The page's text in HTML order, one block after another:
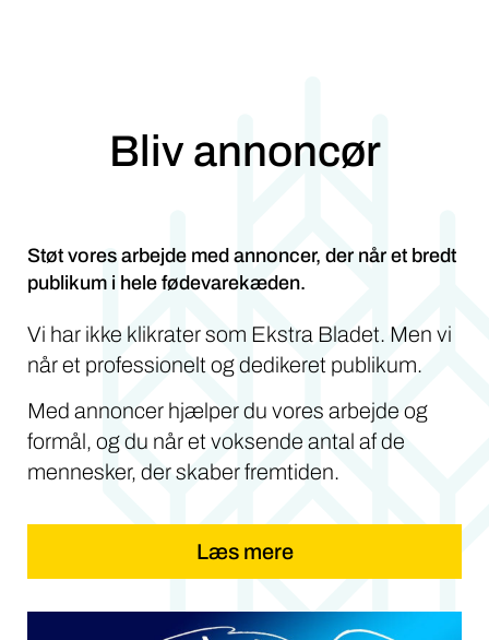
Bliv annoncør
Støt vores arbejde med annoncer, der når et bredt
publikum i hele fødevarekæden.
Vi har ikke klikrater som Ekstra Bladet. Men vi
når et professionelt og dedikeret publikum.
Med annoncer hjælper du vores arbejde og
formål, og du når et voksende antal af de
mennesker, der skaber fremtiden.
Læs mere